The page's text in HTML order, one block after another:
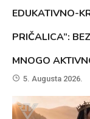
EDUKATIVNO-
PRIČALICA”:
MNOGO
5. Augusta 2026.